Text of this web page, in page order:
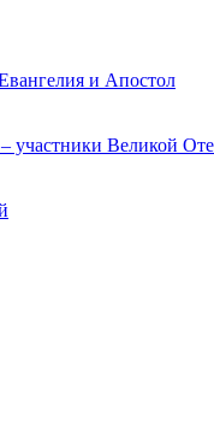
и Апостол
участники Великой